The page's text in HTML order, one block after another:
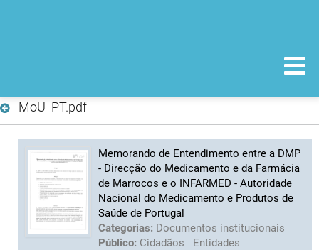
MoU_PT.pdf
Memorando de Entendimento entre a DMP
- Direcção do Medicamento e da Farmácia
de Marrocos e o INFARMED - Autoridade
Nacional do Medicamento e Produtos de
Saúde de Portugal
Categorias: Documentos institucionais
Público: Cidadãos
Entidades